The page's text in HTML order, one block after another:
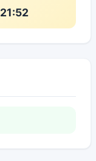
21:52